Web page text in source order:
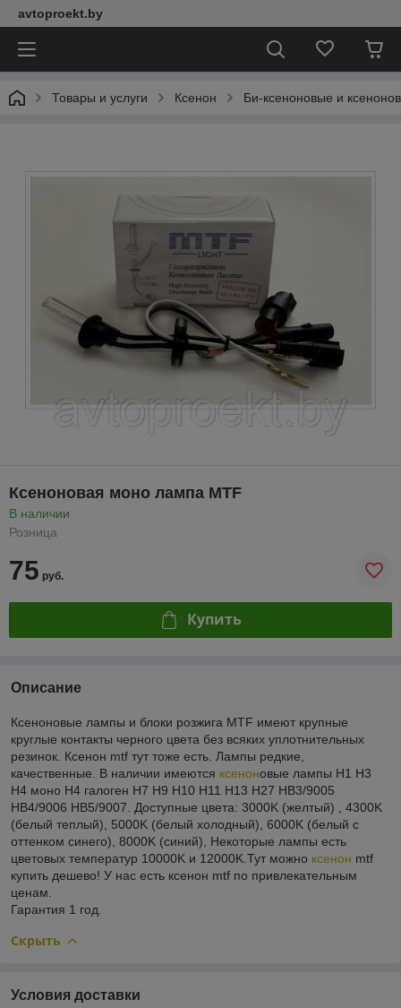
avtoproekt.by
Товары и услуги Ксенон Би-ксеноновые и
Ксеноновая моно лампа MTF
В наличии
Розница
75 руб.
Купить
Описание
Ксеноновые лампы и блоки розжига MTF имеют крупные
круглые контакты черного цвета без всяких уплотнительных
резинок. Ксенон mtf тут тоже есть. Лампы редкие,
качественные. В наличии имеются ксеноновые лампы H1 H3
H4 моно H4 галоген H7 H9 H10 H11 H13 H27 HB3/9005
HB4/9006 HB5/9007. Доступные цвета: 3000K (желтый) , 4300K
(белый теплый), 5000K (белый холодный), 6000K (белый с
оттенком синего), 8000K (синий), Некоторые лампы есть
цветовых температур 10000K и 12000K.Тут можно ксенон mtf
купить дешево! У нас есть ксенон mtf по привлекательным
ценам.
Гарантия 1 год.
Скрыть
Условия доставки